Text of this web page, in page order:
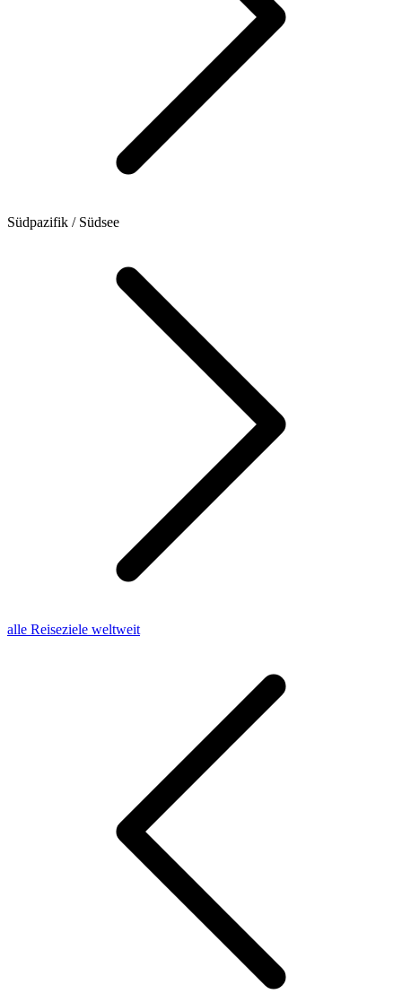
Südpazifik / Südsee
alle Reiseziele weltweit